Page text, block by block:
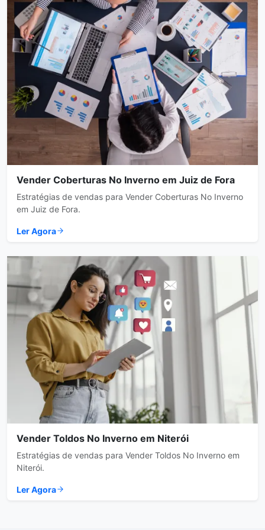
Vender Coberturas No Inverno em Juiz de Fora
Estratégias de vendas para Vender Coberturas No Inverno
em Juiz de Fora.
Ler Agora
Vender Toldos No Inverno em Niterói
Estratégias de vendas para Vender Toldos No Inverno em
Niterói.
Ler Agora